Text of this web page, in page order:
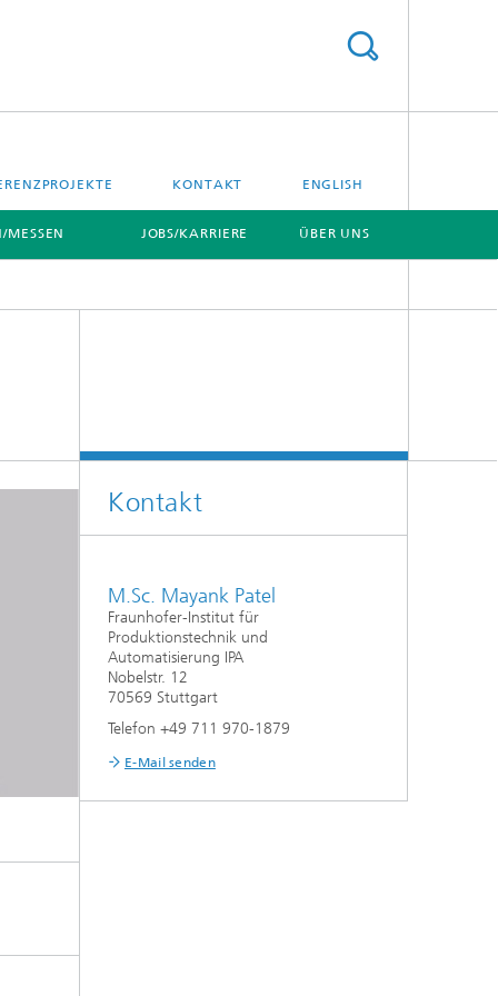
KONTAKT ENGLISH
JOBS/KARRIERE ÜBER UNS
Kontakt
M.Sc. Mayank Patel
Fraunhofer-Institut für
Produktionstechnik und
Automatisierung IPA
Nobelstr. 12
70569 Stuttgart
Telefon +49 711 970-1879
E-Mail senden